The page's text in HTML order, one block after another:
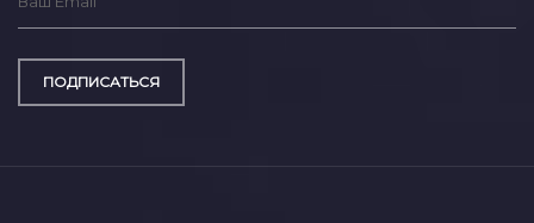
ПОДПИСАТЬСЯ